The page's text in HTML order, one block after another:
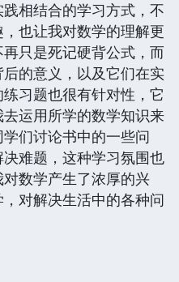
相结合的学习方式，不
也让我对数学的理解更
只是死记硬背公式，而
的意义，以及它们在实
习题也很有针对性，它
运用所学的数学知识来
们讨论书中的一些问
难题，这种学习氛围也
数学产生了浓厚的兴
对解决生活中的各种问